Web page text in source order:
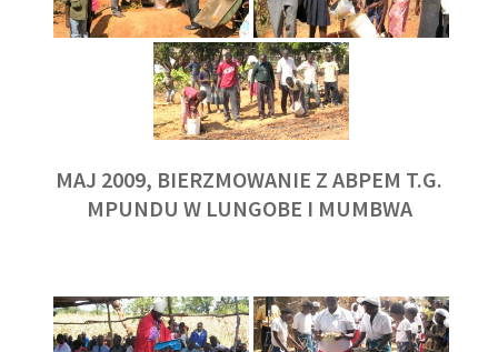
MAJ 2009, BIERZMOWANIE Z ABPEM T.G.
MPUNDU W LUNGOBE I MUMBWA